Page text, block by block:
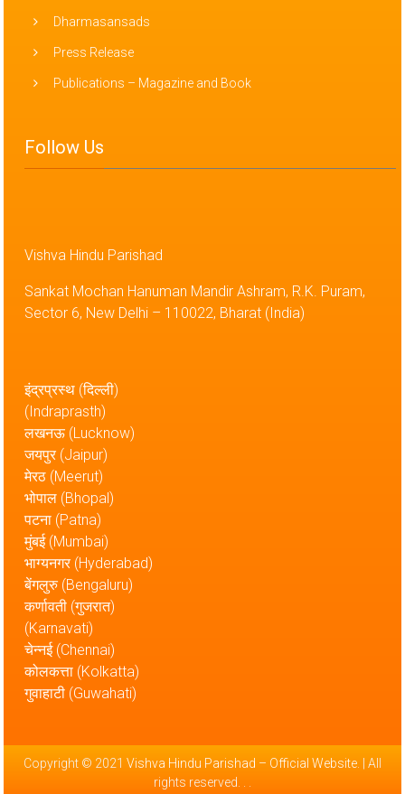
Dharmasansads
Press Release
Publications – Magazine and Book
Follow Us
Vishva Hindu Parishad
Sankat Mochan Hanuman Mandir Ashram, R.K. Puram,
Sector 6, New Delhi – 110022, Bharat (India)
इंद्रप्रस्थ (दिल्ली)
(Indraprasth)
लखनऊ (Lucknow)
जयपुर (Jaipur)
मेरठ (Meerut)
भोपाल (Bhopal)
पटना (Patna)
मुंबई (Mumbai)
भाग्यनगर (Hyderabad)
बेंगलुरु (Bengaluru)
कर्णावती (गुजरात)
(Karnavati)
चेन्नई (Chennai)
कोलकत्ता (Kolkatta)
गुवाहाटी (Guwahati)
Copyright © 2021 Vishva Hindu Parishad – Official Website . | All
rights reserved.